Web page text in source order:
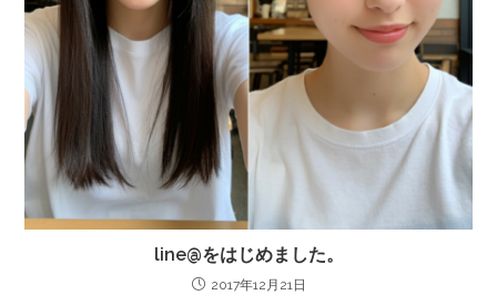
line@をはじめました。
2017年12月21日